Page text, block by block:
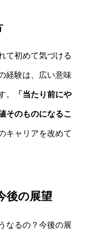
て初めて気づける
経験は、広い意味
。 「当たり前にや
そのものになるこ
キャリアを改めて
後の展望
なるの？今後の展